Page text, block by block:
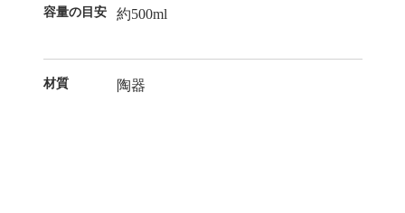
容量の目安 約500ml
材質 陶器